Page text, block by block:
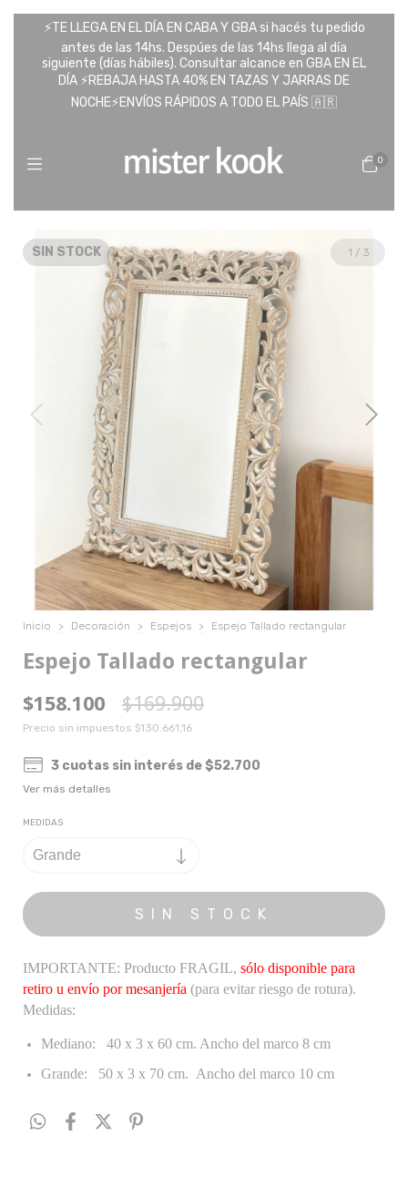
⚡️TE LLEGA EN EL DÍA EN CABA Y GBA si hacés tu pedido
antes de las 14hs. Despúes de las 14hs llega al día
siguiente (días hábiles). Consultar alcance en GBA EN EL
DÍA ⚡️REBAJA HASTA 40% EN TAZAS Y JARRAS DE
NOCHE⚡️ENVÍOS RÁPIDOS A TODO EL PAÍS 🇦🇷
0
SIN STOCK 1 / 3
Inicio > Decoración > Espejos > Espejo Tallado rectangular
Espejo Tallado rectangular
$158.100 $169.900
Precio sin impuestos $130.661,16
3 cuotas sin interés de $52.700
Ver más detalles
MEDIDAS
IMPORTANTE: Producto FRAGIL, sólo disponible para
retiro u envío por mesanjería (para evitar riesgo de rotura).
Medidas:
Mediano:
40 x 3 x 60 cm. Ancho del marco 8 cm
Grande: 50 x 3 x 70 cm. Ancho del marco 10 cm